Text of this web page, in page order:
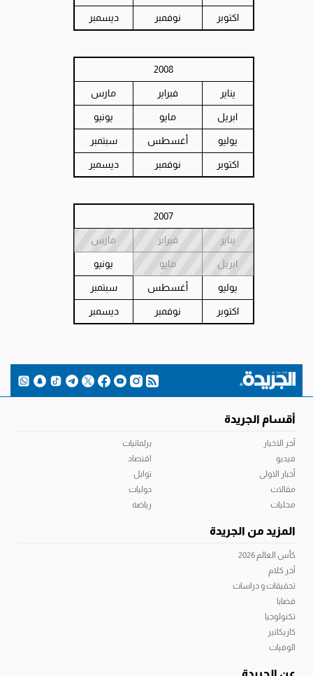
اكتوبر نوفمبر ديسمبر
2008
يناير فبراير مارس
ابريل مايو يونيو
يوليو أغسطس سبتمبر
اكتوبر نوفمبر ديسمبر
2007
يناير فبراير مارس
ابريل مايو يونيو
يوليو أغسطس سبتمبر
اكتوبر نوفمبر ديسمبر
أقسام الجريدة
آخر الاخبار
فيديو
أخبار الاولى
مقالات
محليات
برلمانيات
اقتصاد
توابل
دوليات
رياضة
المزيد من الجريدة
كأس العالم 2026
آخر كلام
تحقيقات و دراسات
قضايا
تكنولوجيا
كاريكاتير
الوفيات
عن الجريدة